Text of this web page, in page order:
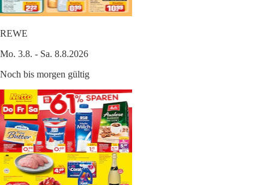
REWE
Mo. 3.8. - Sa. 8.8.2026
Noch bis morgen gültig